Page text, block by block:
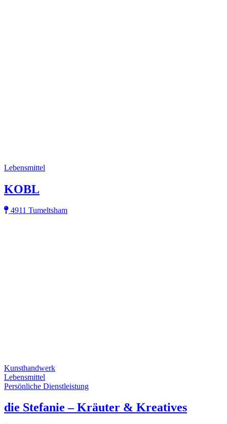
Lebensmittel
KOBL
4911 Tumeltsham
Kunsthandwerk
Lebensmittel
Persönliche Dienstleistung
die Stefanie – Kräuter & Kreatives